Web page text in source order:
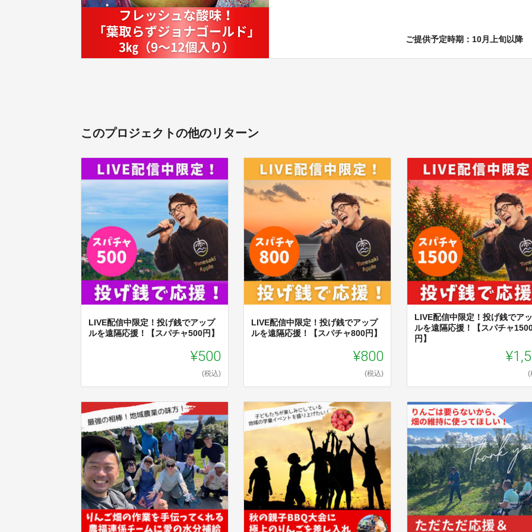
ご提供予定時期：10月上旬以降
このプロジェクトの他のリターン
LIVE配信中限定！投げ銭でアップ
ルを遠隔応援！【スパチャ500円】
¥500
(税込)
LIVE配信中限定！投げ銭でアップ
ルを遠隔応援！【スパチャ800円】
¥800
(税込)
LIVE配信中限定！投げ銭でア
ルを遠隔応援！【スパチャ
円】
(